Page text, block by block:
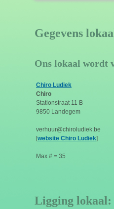
Gegevens
Ons lokaal wordt
Chiro Ludiek
Chiro
Stationstraat 11 B
9850 Landegem
verhuur@chiroludiek.be
[website Chiro Ludiek]
Max # = 35
Ligging lokaal: